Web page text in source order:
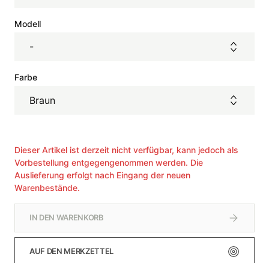
Modell
-
Farbe
Braun
Dieser Artikel ist derzeit nicht verfügbar, kann jedoch als
Vorbestellung entgegengenommen werden. Die
Auslieferung erfolgt nach Eingang der neuen
Warenbestände.
IN DEN WARENKORB
AUF DEN MERKZETTEL